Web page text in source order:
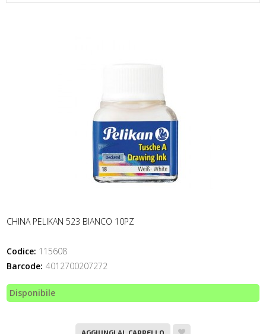
CHINA PELIKAN 523 BIANCO 10PZ
Codice: 115608
Barcode: 4012700207272
Disponibile
AGGIUNGI AL CARRELLO